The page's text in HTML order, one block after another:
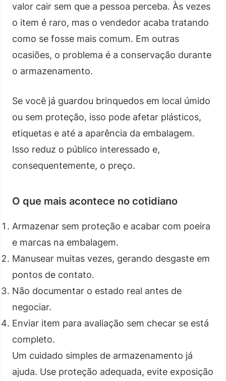
valor cair sem que a pessoa perceba. Às vezes
o item é raro, mas o vendedor acaba tratando
como se fosse mais comum. Em outras
ocasiões, o problema é a conservação durante
o armazenamento.
Se você já guardou brinquedos em local úmido
ou sem proteção, isso pode afetar plásticos,
etiquetas e até a aparência da embalagem.
Isso reduz o público interessado e,
consequentemente, o preço.
O que mais acontece no cotidiano
Armazenar sem proteção e acabar com poeira
e marcas na embalagem.
Manusear muitas vezes, gerando desgaste em
pontos de contato.
Não documentar o estado real antes de
negociar.
Enviar item para avaliação sem checar se está
completo.
Um cuidado simples de armazenamento já
ajuda. Use proteção adequada, evite exposição